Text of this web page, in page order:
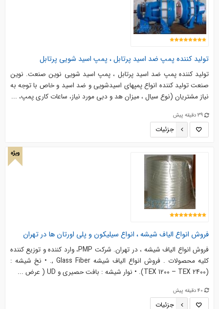
تولید کننده پمپ ضد اسید پرتابل ، پمپ اسید شویی پرتابل
تولید کننده پمپ ضد اسید پرتابل ، پمپ اسید شویی نوین صنعت. نوین
صنعت تولید کننده انواع پمپهای اسیدشویی و ضد اسید و خاص با توجه به
نیاز مشتریان (نوع سیال ، میزان هد و دبی مورد نیاز، ساعات کاری پمپ، ...
39 دقیقه پیش
جزئیات
ویژه
فروش انواع الیاف شیشه ، انواع سیلیکون و پلی اورتان ها در تهران
فروش انواع الیاف شیشه ، در تهران. شرکت PMP، وارد کننده و توزیع کننده
کلیه محصولات . فروش انواع الیاف شیشه Glass Fiber ,. • نخ شیشه :
(TEX 1200 – TEX 2400). • نوار شیشه : بافت حصیری و UD ( عرض ...
40 دقیقه پیش
جزئیات